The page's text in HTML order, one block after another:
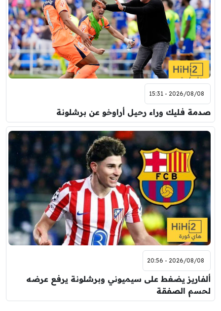
2026/08/08 - 15:31
صدمة فليك وراء رحيل أراوخو عن برشلونة
2026/08/08 - 20:56
ألفاريز يضغط على سيميوني وبرشلونة يرفع عرضه
لحسم الصفقة